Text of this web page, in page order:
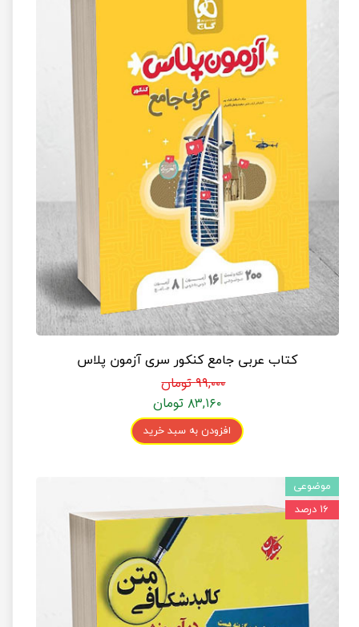
کتاب عربی جامع کنکور سری آزمون پلاس
۹۹,۰۰۰ تومان
۸۳,۱۶۰ تومان
افزودن به سبد خرید
موضوعی
۱۶ درصد